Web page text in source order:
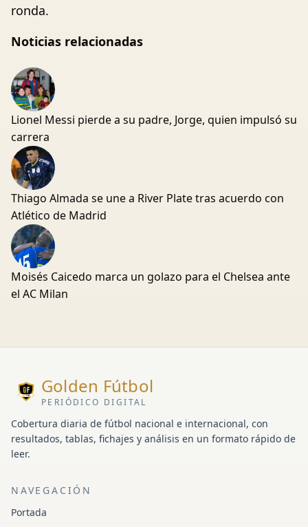
ronda.
Noticias relacionadas
Lionel Messi pierde a su padre, Jorge, quien impulsó su
carrera
Thiago Almada se une a River Plate tras acuerdo con
Atlético de Madrid
Moisés Caicedo marca un golazo para el Chelsea ante
el AC Milan
Golden Fútbol
PERIÓDICO DIGITAL
Cobertura diaria de fútbol nacional e internacional, con
resultados, tablas, fichajes y análisis en un formato rápido de
leer.
NAVEGACIÓN
Portada